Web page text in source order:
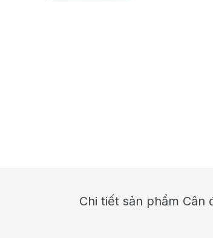
Chi tiết sản phẩm Cân